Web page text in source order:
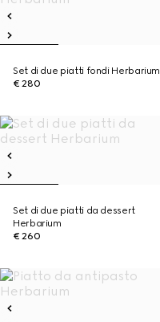
Set di due piatti fondi Herbarium
€ 280
Set di due piatti da dessert
Herbarium
€ 260